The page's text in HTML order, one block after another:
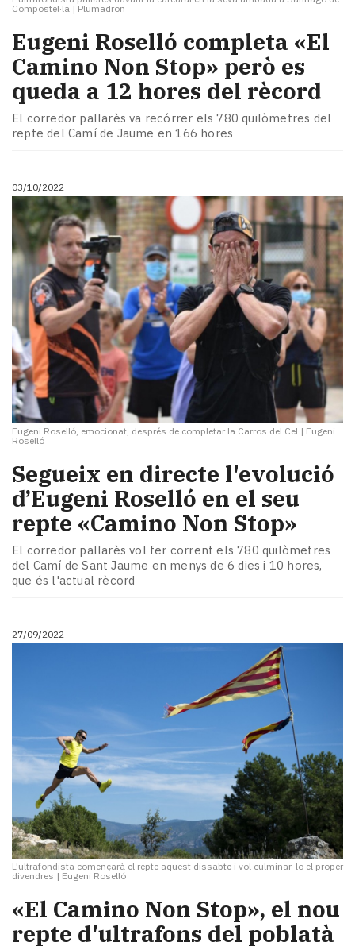
Compostel·la | Plumadron
Eugeni Roselló completa «El
Camino Non Stop» però es
queda a 12 hores del rècord
El corredor pallarès va recórrer els 780 quilòmetres del
repte del Camí de Jaume en 166 hores
03/10/2022
Eugeni Roselló, emocionat, després de completar la Carros del Cel | Eugeni
Roselló
Segueix en directe l'evolució
d’Eugeni Roselló en el seu
repte «Camino Non Stop»
El corredor pallarès vol fer corrent els 780 quilòmetres
del Camí de Sant Jaume en menys de 6 dies i 10 hores,
que és l'actual rècord
27/09/2022
L'ultrafondista començarà el repte aquest dissabte i vol culminar-lo el proper
divendres | Eugeni Roselló
«El Camino Non Stop», el nou
repte d'ultrafons del poblatà